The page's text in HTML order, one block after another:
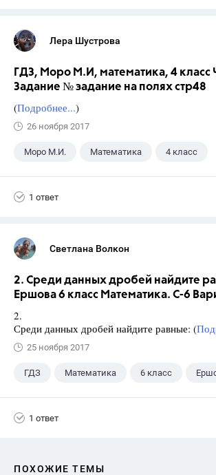
Лера Шустрова
ГДЗ, Моро М.И, математика, 4 класс
Задание № задание на полях стр48
(Подробнее...)
26 ноября 2017
Моро М.И. Математика 4 класс
1 ответ
Светлана Волкон
2. Среди данных дробей найдите
Ершова 6 класс Математика. С-6
2.
Среди данных дробей найдите равные: (
25 ноября 2017
ГДЗ Математика 6 класс
1 ответ
ПОХОЖИЕ ТЕМЫ